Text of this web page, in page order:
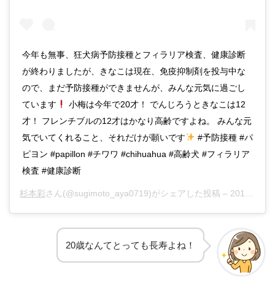
今年も無事、狂犬病予防接種とフィラリア検査、健康診断
が終わりましたが、きなこは現在、免疫抑制剤を投与中な
ので、まだ予防接種ができませんが、みんな元気に過ごし
ています
小梅は今年で20才！ でんじろうときなこは12
才！ フレンチブルの12才はかなり高齢ですよね。 みんな元
気でいてくれること、それだけが願いです
#予防接種 #パ
ピヨン #papillon #チワワ #chihuahua #高齢犬 #フィラリア
検査 #健康診断
杉本彩さん(@sugimoto_aya0719)がシェアした投稿 – 2019年 5月月25日午前3時05分PDT
20歳なんてとっても長寿よね！